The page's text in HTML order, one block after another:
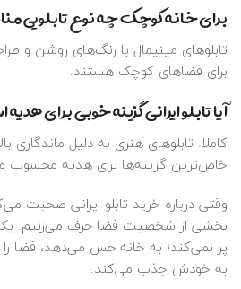
برای خانه کوچک چه نوع تابلویی
تابلوهای مینیمال با رنگ‌های روشن و
برای فضاهای کوچک هستند.
آیا تابلو ایرانی گزینه خوبی برای
کاملا. تابلوهای هنری به دلیل ماندگاری
خاص‌ترین گزینه‌ها برای هدیه محسوب
وقتی درباره خرید تابلو ایرانی صحبت
بخشی از شخصیت فضا حرف می‌زنیم. یک
پر نمی‌کند؛ به خانه حس می‌دهد، فضا را
به خودش جذب می‌کند.